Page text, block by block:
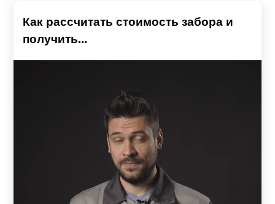
Как рассчитать стоимость забора и
получить...